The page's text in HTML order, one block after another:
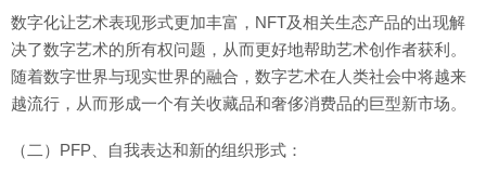
数字化让艺术表现形式更加丰富，NFT及相关生态产品的出现解
决了数字艺术的所有权问题，从而更好地帮助艺术创作者获利。
随着数字世界与现实世界的融合，数字艺术在人类社会中将越来
越流行，从而形成一个有关收藏品和奢侈消费品的巨型新市场。
（二）PFP、自我表达和新的组织形式：